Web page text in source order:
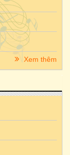
Xem thêm